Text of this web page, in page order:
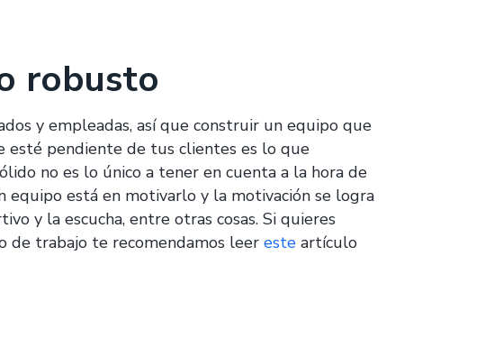
robusto
y empleadas, así que construir un equipo que
esté pendiente de tus clientes es lo que
no es lo único a tener en cuenta a la hora de
está en motivarlo y la motivación se logra
y la escucha, entre otras cosas. Si quieres
de trabajo te recomendamos leer este artículo